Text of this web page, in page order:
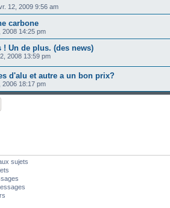
12, 2009 9:56 am
carbone
2008 14:25 pm
Un de plus. (des news)
2008 13:59 pm
d'alu et autre a un bon prix?
2006 18:17 pm
sujets